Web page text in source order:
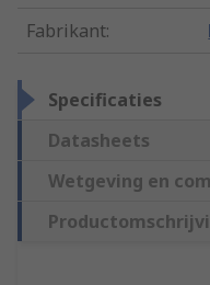
Fabrikant:
Specificaties
Datasheets
Wetgeving en